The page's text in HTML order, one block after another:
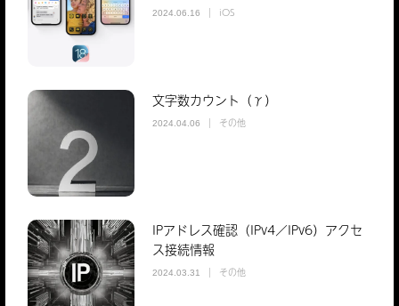
2024.06.16 iOS
文字数カウント（γ）
2024.04.06 その他
IPアドレス確認（IPv4／IPv6）アクセ
ス接続情報
2024.03.31 その他